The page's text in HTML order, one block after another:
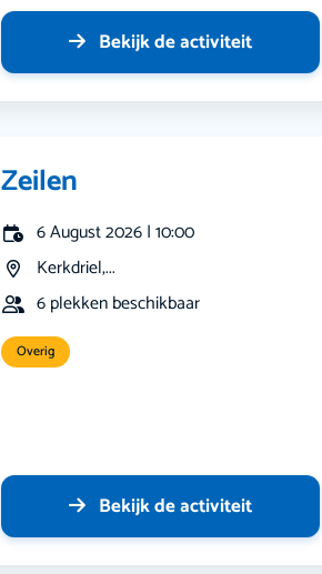
Bekijk de activiteit
Zeilen
6 August 2026 | 10:00
Kerkdriel,...
6 plekken beschikbaar
Overig
Bekijk de activiteit